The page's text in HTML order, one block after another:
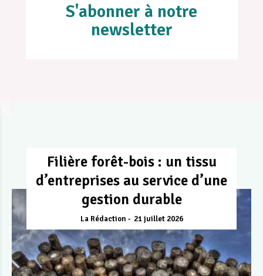
S'abonner à notre
newsletter
Filière forêt-bois : un tissu
d’entreprises au service d’une
gestion durable
La Rédaction 21 juillet 2026